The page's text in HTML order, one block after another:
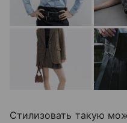
Стилизовать такую